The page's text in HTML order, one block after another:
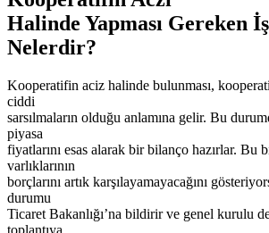
Halinde Yapması Gereken
Nelerdir?
Kooperatifin aciz halinde bulunması,
ciddi
sarsılmaların olduğu anlamına gelir. Bu
piyasa
fiyatlarını esas alarak bir bilanço hazırlar. Bu
varlıklarının
borçlarını artık karşılayamayacağını
durumu
Ticaret Bakanlığı’na bildirir ve genel kurulu
toplantıya